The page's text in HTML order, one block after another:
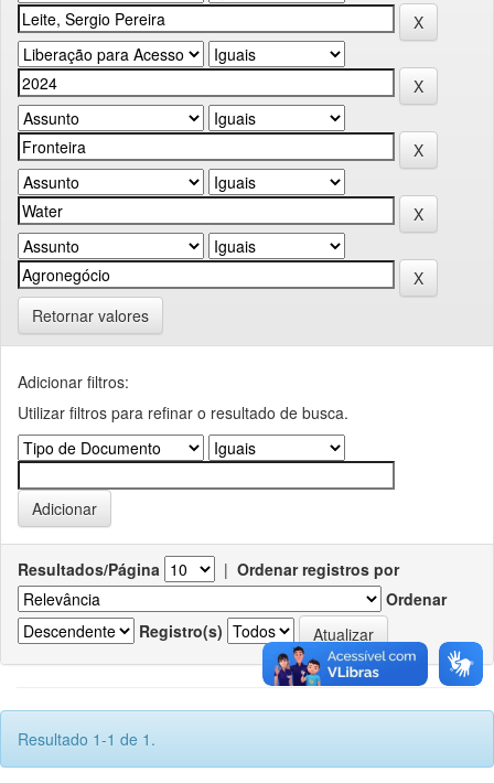
Retornar valores
Adicionar filtros:
Utilizar filtros para refinar o resultado de busca.
Resultados/Página | Ordenar registros por
Ordenar
Registro(s)
Resultado 1-1 de 1.